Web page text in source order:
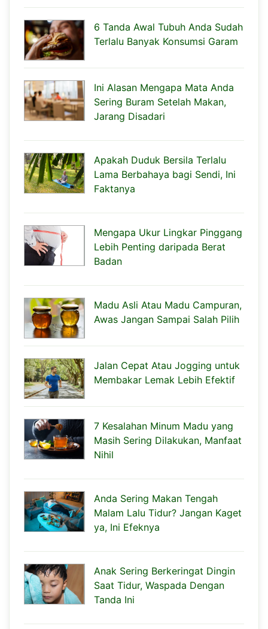
6 Tanda Awal Tubuh Anda Sudah
Terlalu Banyak Konsumsi Garam
Ini Alasan Mengapa Mata Anda
Sering Buram Setelah Makan,
Jarang Disadari
Apakah Duduk Bersila Terlalu
Lama Berbahaya bagi Sendi, Ini
Faktanya
Mengapa Ukur Lingkar Pinggang
Lebih Penting daripada Berat
Badan
Madu Asli Atau Madu Campuran,
Awas Jangan Sampai Salah Pilih
Jalan Cepat Atau Jogging untuk
Membakar Lemak Lebih Efektif
7 Kesalahan Minum Madu yang
Masih Sering Dilakukan, Manfaat
Nihil
Anda Sering Makan Tengah
Malam Lalu Tidur? Jangan Kaget
ya, Ini Efeknya
Anak Sering Berkeringat Dingin
Saat Tidur, Waspada Dengan
Tanda Ini